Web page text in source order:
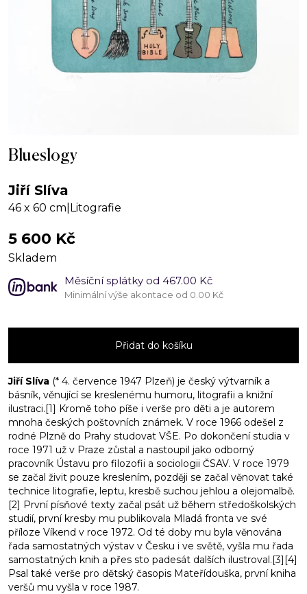
Blueslogy
Jiří Slíva
46 x 60 cm Litografie
5 600 Kč
Skladem
Měsíční splátky od 467.00 Kč
Minimální výše akontace od 0.00 Kč
množství
Přidat do košíku
Jiří Slíva (* 4. července 1947 Plzeň) je český výtvarník a
básník, věnující se kreslenému humoru, litografii a knižní
ilustraci.[1] Kromě toho píše i verše pro děti a je autorem
mnoha českých poštovních známek. V roce 1966 odešel z
rodné Plzně do Prahy studovat VŠE. Po dokončení studia v
roce 1971 už v Praze zůstal a nastoupil jako odborný
pracovník Ústavu pro filozofii a sociologii ČSAV. V roce 1979
se začal živit pouze kreslením, později se začal věnovat také
technice litografie, leptu, kresbě suchou jehlou a olejomalbě.
[2] První písňové texty začal psát už během středoškolských
studií, první kresby mu publikovala Mladá fronta ve své
příloze Víkend v roce 1972. Od té doby mu byla věnována
řada samostatných výstav v Česku i ve světě, vyšla mu řada
samostatných knih a přes sto padesát dalších ilustroval.[3][4]
Psal také verše pro dětský časopis Mateřídouška, první kniha
veršů mu vyšla v roce 1987.